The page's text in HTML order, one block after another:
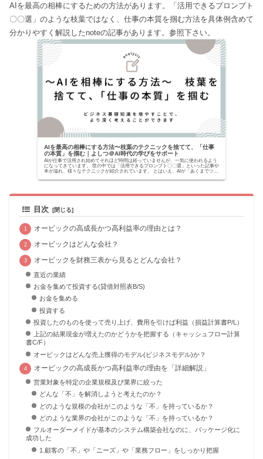
AIを最高の相棒にするための方法があります。「活用できるプロンプト
〇〇選」のような枝葉ではなく、仕事の本質を掴む方法を具体例含めて
分かりやすく解説したnoteの記事があります。参照下さい。
AIを最高の相棒にする方法〜枝葉のテクニックを捨てて、「仕事
の本質」を掴む｜よしつ＠AI時代の学びをサポート
AIが仕事で活用され始めてそれほど時間は経っていませんが、一気に使われるよう
になってきています。 世の中では「活用できるプロンプト〇〇選」といった記事や
本が溢れ、様々なテクニックが紹介されています。 とはいえ、AIが「あくまでツー
目次
オービックの高成長かつ高利益率の理由とは？
オービックはどんな会社？
オービックを財務三表から見るとどんな会社？
直近の業績
お金を集めて投資する(貸借対照表B/S)
お金を集める
投資する
投資したのものを使って売り上げ、費用を引けば利益（損益計算書P/L）
上記の結果現金が増えたのかどうかを把握する（キャッシュフロー計算
書C/F）
オービックはどんな売上獲得のモデル(ビジネスモデル)か？
オービックの高成長かつ高利益率の理由を「詳細解説」
営業対象を特定の企業規模及び業界に絞った
どんな「不」を解消しようと考えたのか？
どのような規模の会社がこのような「不」を持っているか？
どのような業界の会社がこのような「不」を持っているか？
フルオーダーメイドが基本のシステム構築会社なのに、パッケージ化に
成功した
1.顧客の「不」や「ニーズ」や「業務フロー」をしっかり把握